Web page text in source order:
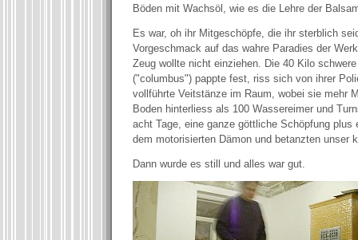
Böden mit Wachsöl, wie es die Lehre der
Es war, oh ihr Mitgeschöpfe, die ihr sterblich
Vorgeschmack auf das wahre Paradies der
Zeug wollte nicht einziehen. Die 40 Kilo
("columbus") pappte fest, riss sich von ihrer
vollführte Veitstänze im Raum, wobei sie mehr
Boden hinterliess als 100 Wassereimer und
acht Tage, eine ganze göttliche Schöpfung plus
dem motorisierten Dämon und betanzten unser
Dann wurde es still und alles war gut.